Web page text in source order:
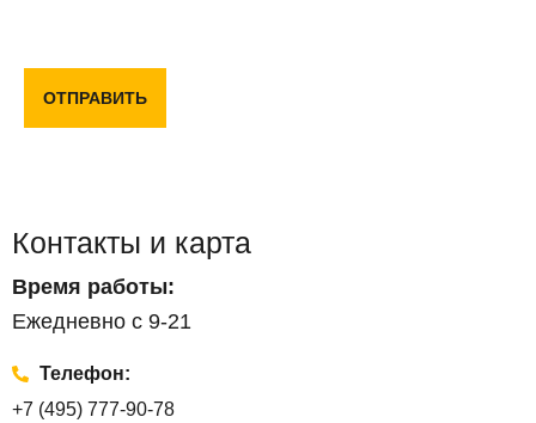
ОТПРАВИТЬ
Контакты и карта
Время работы:
Ежедневно с 9-21
Телефон:
+7 (495) 777-90-78